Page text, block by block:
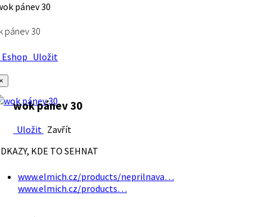
pánev 30
Uložit
wok pánev 30
Uložit Zavřít
KDE TO SEHNAT
www.elmich.cz/products/neprilnava…
www.elmich.cz/products…